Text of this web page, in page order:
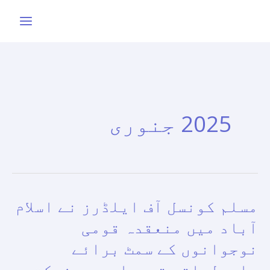
2025 جنوری
مسلم کونسل آف ایلڈرز نے اسلام
آباد میں منعقدہ قومی
نوجوانوں کے سمٹ برائے
کونسل
آف
ایلڈرز